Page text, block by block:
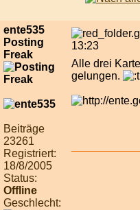
ente535
Posting
Freak
Beiträge
23261
Registriert:
18/8/2005
Status:
Offline
Geschlecht:
13:23
Alle drei
gelungen.